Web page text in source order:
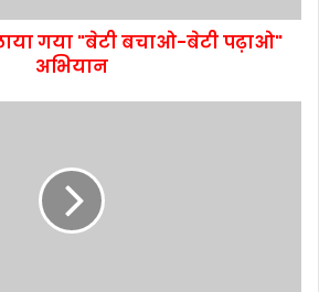
गया "बेटी बचाओ-बेटी पढ़ाओ"
अभियान